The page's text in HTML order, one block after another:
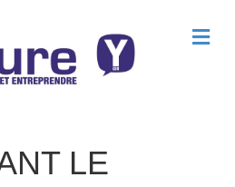
M
e
LE